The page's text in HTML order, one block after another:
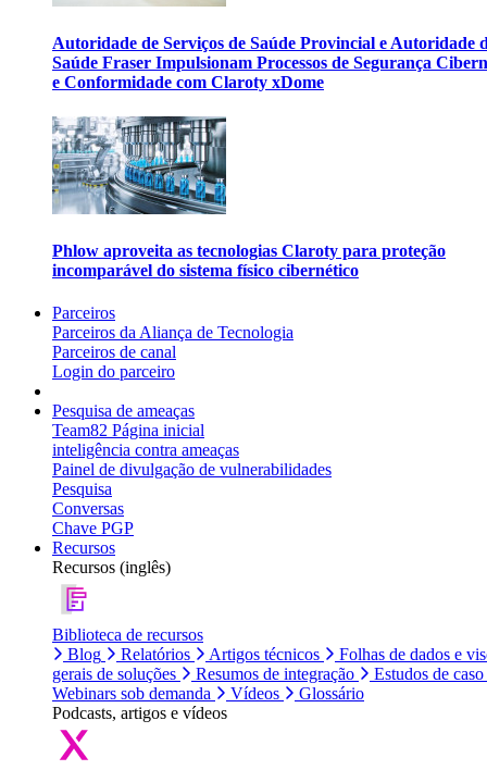
Autoridade de Serviços de Saúde Provincial e Autoridade
Saúde Fraser Impulsionam Processos de Segurança
e Conformidade com Claroty xDome
Phlow aproveita as tecnologias Claroty para proteção
incomparável do sistema físico cibernético
Parceiros
Parceiros da Aliança de Tecnologia
Parceiros de canal
Login do parceiro
Pesquisa de ameaças
Team82 Página inicial
inteligência contra ameaças
Painel de divulgação de vulnerabilidades
Pesquisa
Conversas
Chave PGP
Recursos
Recursos (inglês)
Biblioteca de recursos
Blog
Relatórios Artigos técnicos
Folhas de dados e
gerais de soluções
Resumos de integração
Estudos de caso
Webinars sob demanda
Vídeos
Glossário
Podcasts, artigos e vídeos